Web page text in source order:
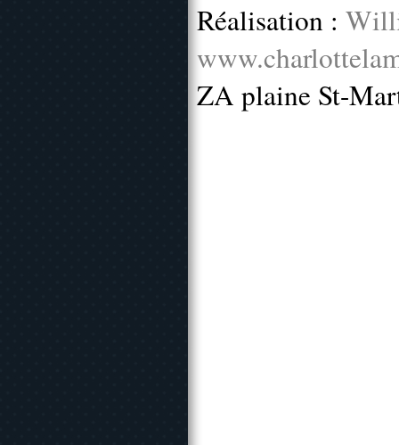
Réalisation :
ZA plaine St-